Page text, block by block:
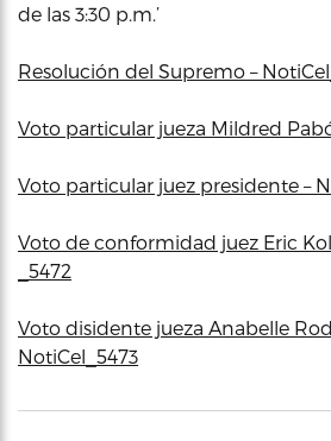
de las 3:30 p.m.’
Resolución del Supremo –
Voto particular jueza Mildred
Voto particular juez presidente –
Voto de conformidad juez Eric
_5472
Voto disidente jueza Anabelle
NotiCel_5473